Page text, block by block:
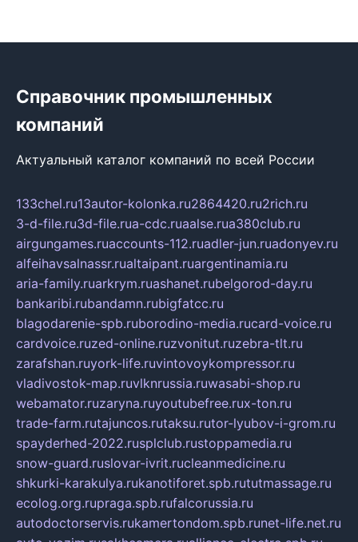
Справочник промышленных
компаний
Актуальный каталог компаний по всей России
133chel.ru13autor-kolonka.ru2864420.ru2rich.ru
3-d-file.ru3d-file.rua-cdc.ruaalse.rua380club.ru
airgungames.ruaccounts-112.ruadler-jun.ruadonyev.ru
alfeihavsalnassr.rualtaipant.ruargentinamia.ru
aria-family.ruarkrym.ruashanet.rubelgorod-day.ru
bankaribi.rubandamn.rubigfatcc.ru
blagodarenie-spb.ruborodino-media.rucard-voice.ru
cardvoice.ruzed-online.ruzvonitut.ruzebra-tlt.ru
zarafshan.ruyork-life.ruvintovoykompressor.ru
vladivostok-map.ruvlknrussia.ruwasabi-shop.ru
webamator.ruzaryna.ruyoutubefree.rux-ton.ru
trade-farm.rutajuncos.rutaksu.rutor-lyubov-i-grom.ru
spayderhed-2022.rusplclub.rustoppamedia.ru
snow-guard.ruslovar-ivrit.rucleanmedicine.ru
shkurki-karakulya.rukanotiforet.spb.rututmassage.ru
ecolog.org.rupraga.spb.rufalcorussia.ru
autodoctorservis.rukamertondom.spb.runet-life.net.ru